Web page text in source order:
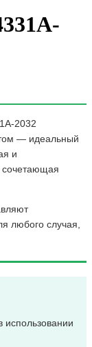
2032
— идеальный
и
сочетающая
любого случая,
использовании